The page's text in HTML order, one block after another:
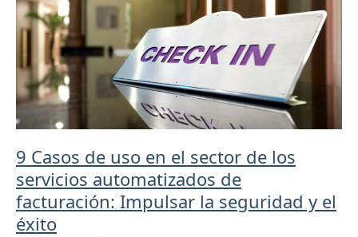
9 Casos de uso en el sector de los
servicios automatizados de
facturación: Impulsar la seguridad y el
éxito